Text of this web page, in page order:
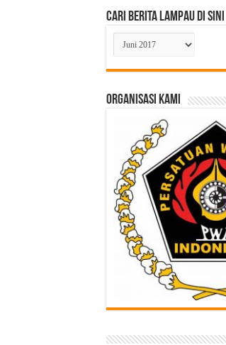
Cari Berita Lampau di Sini
Cari
Berita
Lampau
di
ORGANISASI KAMI